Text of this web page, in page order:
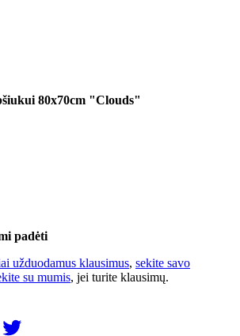
80x70cm "Clouds"
padėti
užduodamus klausimus, sekite savo
su mumis, jei turite klausimų.